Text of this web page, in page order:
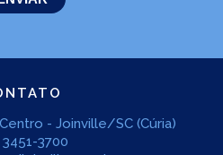
- Joinville/SC (Cúria)
3451-3700